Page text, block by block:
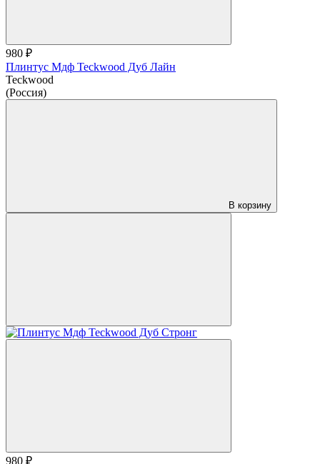
980 ₽
Плинтус Мдф Teckwood Дуб Лайн
Teckwood
(Россия)
В корзину
980 ₽